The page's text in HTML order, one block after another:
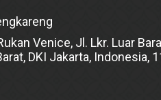
Venice, Jl. Lkr. Luar
DKI Jakarta, Indonesia,